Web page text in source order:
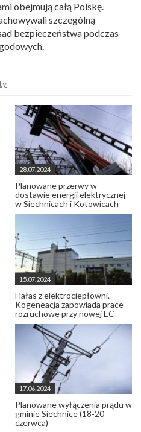
obejmują całą Polskę.
szczególną
bezpieczeństwa podczas
28.07.2024
Planowane przerwy w
dostawie energii elektrycznej
w Siechnicach i Kotowicach
15.07.2024
Hałas z elektrociepłowni.
Kogeneacja zapowiada prace
rozruchowe przy nowej EC
17.06.2024
Planowane wyłączenia prądu w
gminie Siechnice (18-20
czerwca)